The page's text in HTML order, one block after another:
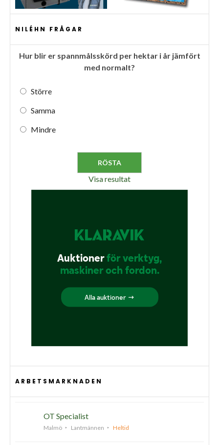
NILÉHN FRÅGAR
Hur blir er spannmålsskörd per hektar i år jämfört
med normalt?
Större
Samma
Mindre
Visa resultat
ARBETSMARKNADEN
OT Specialist
Malmö Lantmännen Heltid